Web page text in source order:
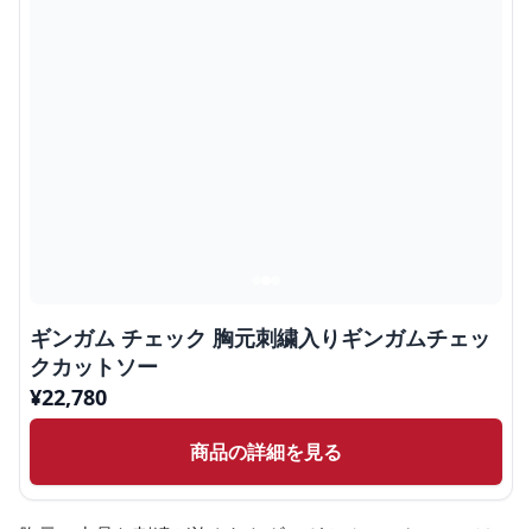
ギンガム チェック 胸元刺繍入りギンガムチェッ
クカットソー
¥22,780
商品の詳細を見る